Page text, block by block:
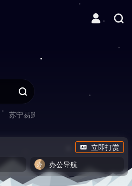
苏宁易购
立即打赏
办公导航